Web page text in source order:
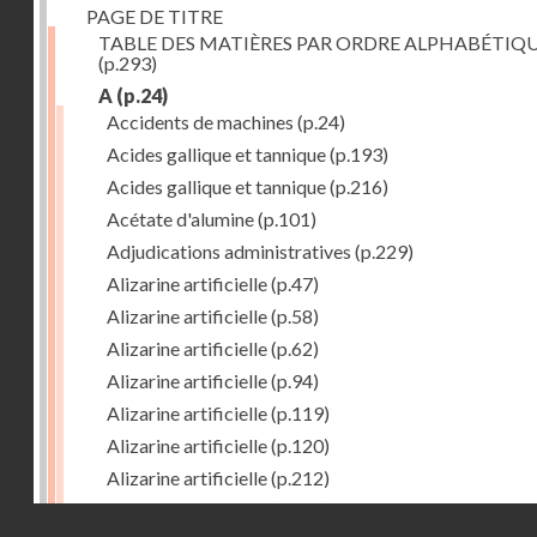
PAGE DE TITRE
TABLE DES MATIÈRES PAR ORDRE
(p.293)
A (p.24)
Accidents de machines (p.24)
Acides gallique et tannique(p.193)
Acides gallique et tannique(p.216)
Acétate d'alumine(p.101)
Adjudications administratives (p.229)
Alizarine artificielle(p.47)
Alizarine artificielle(p.58)
Alizarine artificielle(p.62)
Alizarine artificielle(p.94)
Alizarine artificielle(p.119)
Alizarine artificielle(p.120)
Alizarine artificielle(p.212)
Alizarine artificielle(p.256)